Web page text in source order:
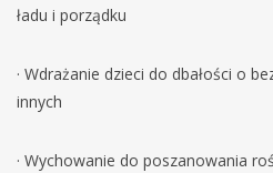
ładu i porządku
· Wdrażanie dzieci do dbałości o
innych
· Wychowanie do poszanowania